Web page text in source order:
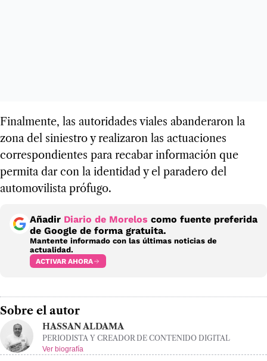
Finalmente, las autoridades viales abanderaron la
zona del siniestro y realizaron las actuaciones
correspondientes para recabar información que
permita dar con la identidad y el paradero del
automovilista prófugo.
Añadir Diario de Morelos como fuente preferida
de Google de forma gratuita.
Mantente informado con las últimas noticias de
actualidad.
ACTIVAR AHORA
Sobre el autor
HASSAN ALDAMA
PERIODISTA Y CREADOR DE CONTENIDO DIGITAL
Ver biografía